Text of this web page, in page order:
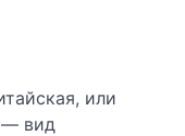
или
— вид